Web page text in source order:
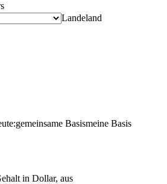
Landeland
gemeinsame Basismeine Basis
in Dollar, aus